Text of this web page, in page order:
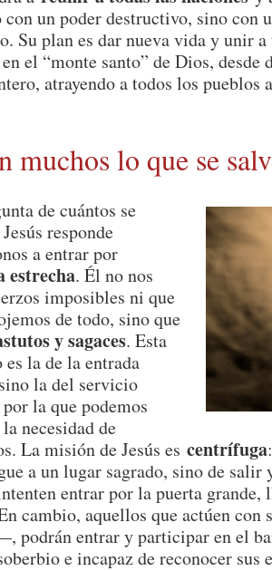
con un poder destructivo, sino con
Su plan es dar nueva vida y unir
en el “monte santo” de Dios,
atrayendo a todos los pueblos
muchos lo que se
de cuántos se
responde
a entrar por
estrecha. Él no nos
imposibles ni que
de todo, sino que
y sagaces. Esta
es la de la entrada
la del servicio
la que podemos
necesidad de
La misión de Jesús es centrífuga
a un lugar sagrado, sino de
entrar por la puerta
cambio, aquellos que actúen
podrán entrar y participar en el
e incapaz de reconocer sus